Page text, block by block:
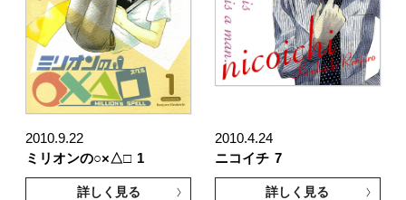
2010.9.22
ミリオンの○×△□ 1
詳しく見る
2010.4.24
ニコイチ 7
詳しく見る